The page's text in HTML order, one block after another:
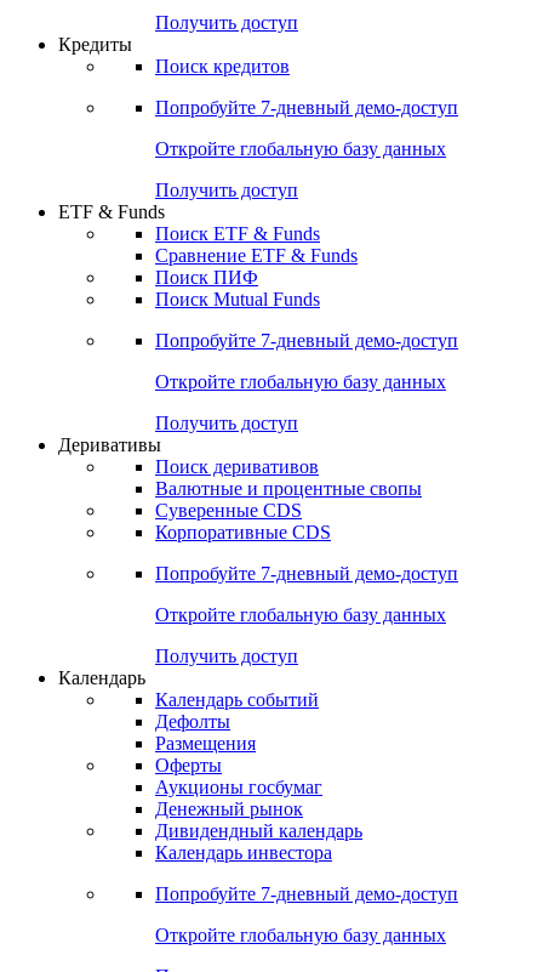
Попробуйте7-дневный
Откройте глобальную базу данных
Получить доступ
Поиск кредитов
Попробуйте7-дневный
Откройте глобальную базу данных
Получить доступ
ETF & Funds
Сравнение ETF & Funds
Поиск Mutual Funds
Попробуйте7-дневный
Откройте глобальную базу данных
Получить доступ
Деривативы
Валютные и процентные свопы
Корпоративные CDS
Попробуйте7-дневный
Откройте глобальную базу данных
Получить доступ
Календарь
Календарь событий
Дефолты
Размещения
Оферты
Денежный рынок
Календарь инвестора